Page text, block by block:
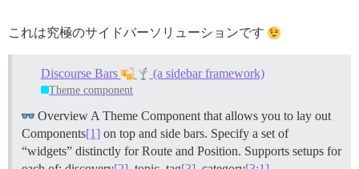
これは究極のサイドバーソリューションです
Discourse Bars (a sidebar framework)
Theme component
Overview A Theme Component that allows you to lay out
Components[1] on top and side bars. Specify a set of
“widgets” distinctly for Route and Position. Supports setups for